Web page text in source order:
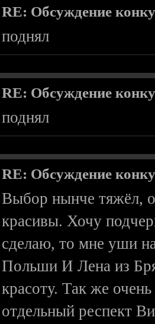
RE: Обсуждение
поднял
RE: Обсуждение
поднял
RE: Обсуждение
Выбор нынче тяжёл,
красивы. Хочу
сделаю, то мне уши
Польши И Лена из
красоту. Так же
отдельный респект